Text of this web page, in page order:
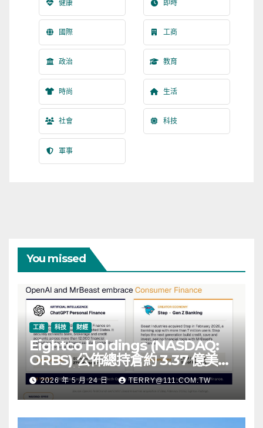
健康 即時
國際 工商
政治 教育
時尚 生活
社會 科技
軍事
You missed
工商 科技 財經
Eightco Holdings (NASDAQ:
ORBS) 公佈總持倉約 3.37 億美
元，涵蓋 OpenAI、Beast
Industries、超過 11,000 枚以太
幣 (ETH) 及逾 2.83 億枚 WLD 代
幣
2026 年 5 月 24 日 TERRY@111.COM.TW